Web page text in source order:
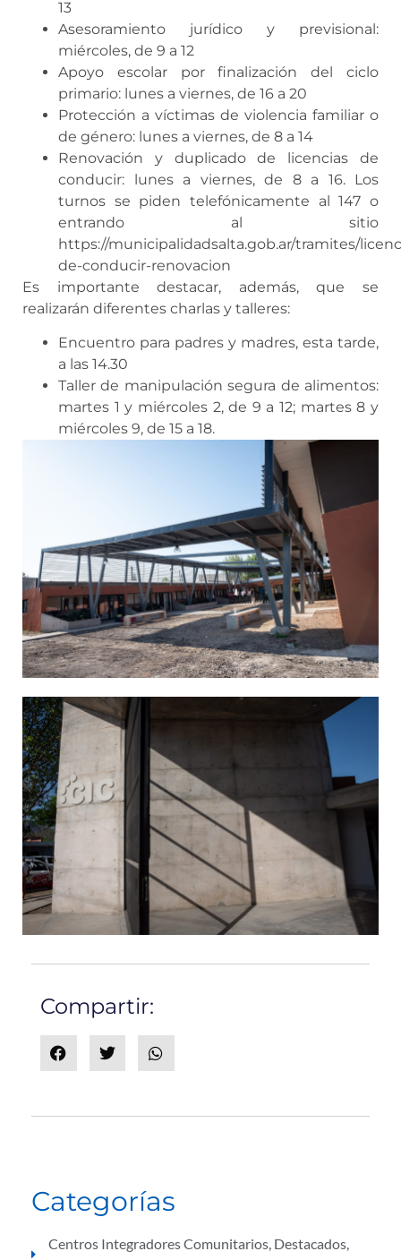
13
Asesoramiento jurídico y previsional:
miércoles, de 9 a 12
Apoyo escolar por finalización del ciclo
primario: lunes a viernes, de 16 a 20
Protección a víctimas de violencia familiar o
de género: lunes a viernes, de 8 a 14
Renovación y duplicado de licencias de
conducir: lunes a viernes, de 8 a 16. Los
turnos se piden telefónicamente al 147 o
entrando al sitio
https://municipalidadsalta.gob.ar/tramites/
de-conducir-renovacion
Es importante destacar, además, que se
realizarán diferentes charlas y talleres:
Encuentro para padres y madres, esta tarde,
a las 14.30
Taller de manipulación segura de alimentos:
martes 1 y miércoles 2, de 9 a 12; martes 8 y
miércoles 9, de 15 a 18.
Compartir:
Categorías
Centros Integradores Comunitarios Destacados